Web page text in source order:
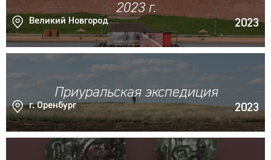
2023 г.
Великий Новгород 2023
Приуральская экспедиция
г. Оренбург 2023